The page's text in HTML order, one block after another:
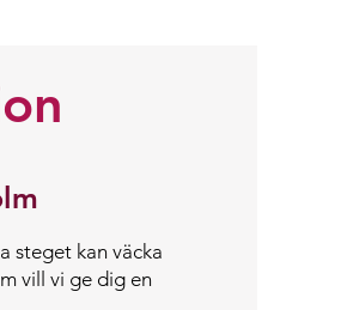
steget kan väcka
vill vi ge dig en